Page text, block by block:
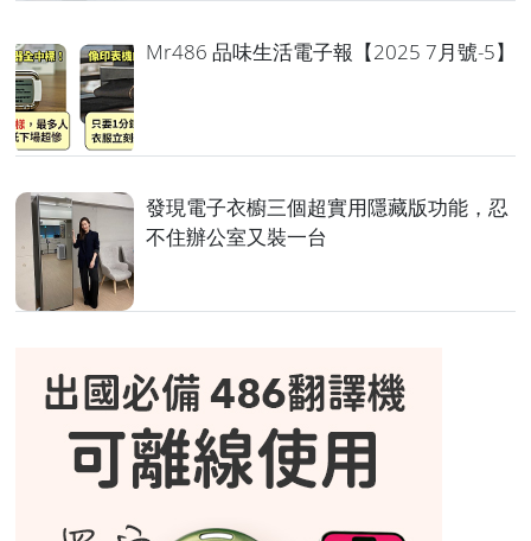
Mr486 品味生活電子報【2025 7月號-5】
發現電子衣櫥三個超實用隱藏版功能，忍
不住辦公室又裝一台